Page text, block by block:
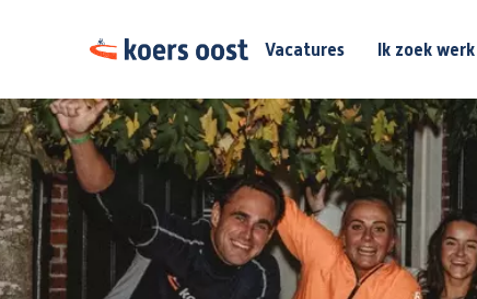
Vacatures Ik zoek